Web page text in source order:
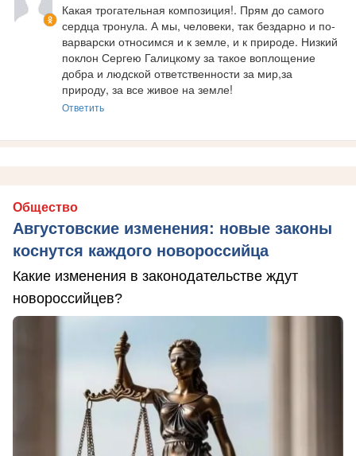
Какая трогательная композиция!. Прям до самого
сердца тронула. А мы, человеки, так бездарно и по-
варварски относимся и к земле, и к природе. Низкий
поклон Сергею Галицкому за такое воплощение
добра и людской ответственности за мир,за
природу, за все живое на земле!
Ответить
Общество
Августовские изменения: новые законы
коснутся каждого новороссийца
Какие изменения в законодательстве ждут
новороссийцев?